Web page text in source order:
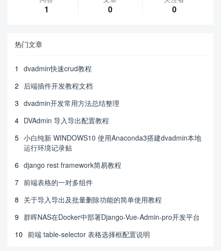
1 0 0
热门文章
1
dvadmin快速crud教程
2 后端插件开发教程文档
3 dvadmin开发常用方法总结整理
4 DVAdmin 导入导出配置教程
5 小白纯新 WINDOWS10 使用Anaconda3搭建dvadmin本地
运行环境记录贴
6 django rest framework简易教程
7 前端表格的一对多组件
8 关于导入导出及批量删除功能的简单使用教程
9 群晖NAS在Docker中部署Django-Vue-Admin-pro开发平台
10 前端 table-selector 表格选择框配置说明